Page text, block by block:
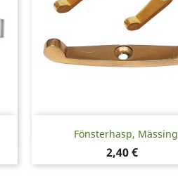
Fönsterhasp, Mässing
Pris
2,40 €
Snabbvy